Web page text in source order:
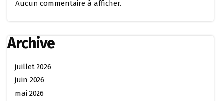
Aucun commentaire à afficher.
Archive
juillet 2026
juin 2026
mai 2026